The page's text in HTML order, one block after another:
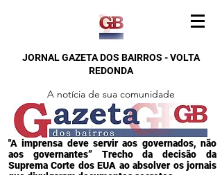
JORNAL GAZETA DOS BAIRROS - VOLTA
REDONDA
A notícia de sua comunidade
"A imprensa deve servir aos governados, não
aos governantes” Trecho da decisão da
Suprema Corte dos EUA ao absolver os jornais